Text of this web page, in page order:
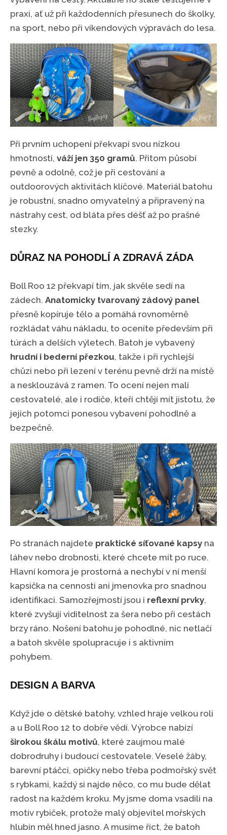
praxi, ať už při každodenních přesunech do školky,
na sport, nebo při víkendových výpravách do lesa.
Při prvním uchopení překvapí svou nízkou
hmotností, váží jen 350 gramů. Přitom působí
pevně a odolně, což je při cestování a
outdoorových aktivitách klíčové. Materiál batohu
je robustní, snadno omyvatelný a připravený na
nástrahy cest, od bláta přes déšť až po prašné
stezky.
DŮRAZ NA POHODLÍ A ZDRAVÁ ZÁDA
Boll Roo 12 překvapí tím, jak skvěle sedí na
zádech. Anatomicky tvarovaný zádový panel
přesně kopíruje tělo a pomáhá rovnoměrně
rozkládat váhu nákladu, to oceníte především při
túrách a delších výletech. Batoh je vybavený
hrudní i bederní přezkou, takže i při rychlejší
chůzi nebo při lezení v terénu pevně drží na místě
a nesklouzává z ramen. To ocení nejen malí
cestovatelé, ale i rodiče, kteří chtějí mít jistotu, že
jejich potomci ponesou vybavení pohodlně a
bezpečně.
Po stranách najdete praktické síťované kapsy na
láhev nebo drobnosti, které chcete mít po ruce.
Hlavní komora je prostorná a nechybí v ní menší
kapsička na cennosti ani jmenovka pro snadnou
identifikaci. Samozřejmostí jsou i reflexní prvky,
které zvyšují viditelnost za šera nebo při cestách
brzy ráno. Nošení batohu je pohodlné, nic netlačí
a batoh skvěle spolupracuje i s aktivním
pohybem.
DESIGN A BARVA
Když jde o dětské batohy, vzhled hraje velkou roli
a u Boll Roo 12 to dobře vědí. Výrobce nabízí
širokou škálu motivů, které zaujmou malé
dobrodruhy i budoucí cestovatele. Veselé žáby,
barevní ptáčci, opičky nebo třeba podmořský svět
s rybkami, každý si najde něco, co mu bude dělat
radost na každém kroku. My jsme doma vsadili na
motiv rybiček, protože malý objevitel mořských
hlubin měl hned jasno. A musíme říct, že batoh